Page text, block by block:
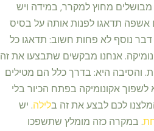
מבושלים מחוץ למקרר, במידה ויש
אשפה תדאגו לפנות אותה על בסיס
נוסף לא פחות חשוב: תדאגו כל
אנחנו מבקשים שתבצעו את זה
והסיבה היא: בדרך כלל הם מטילים
לשפוך אקונומיקה בפתח הכיור בלי
לכם לבצע את זה בלילה. יש
. במקרה כזה מומלץ שתשפכו